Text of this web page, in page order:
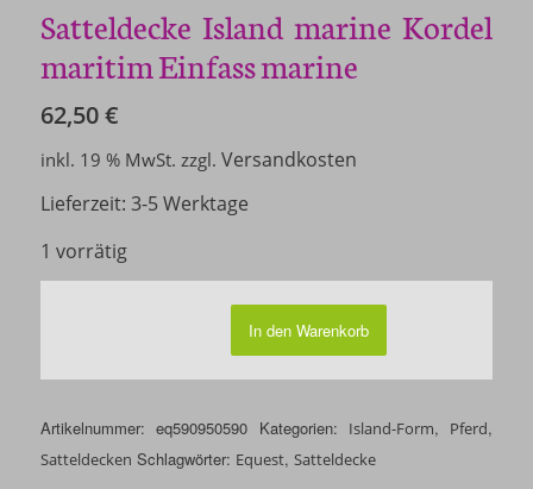
Satteldecke Island marine Kordel
maritim Einfass marine
62,50€
inkl. 19 % MwSt. zzgl. Versandkosten
Lieferzeit: 3-5 Werktage
1 vorrätig
In den Warenkorb
Artikelnummer:eq590950590 Kategorien: Island-Form, Pferd,
Satteldecken Schlagwörter: Equest, Satteldecke